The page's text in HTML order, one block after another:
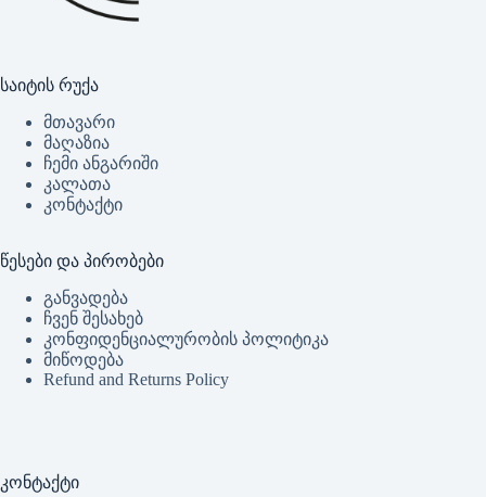
საიტის რუქა
მთავარი
მაღაზია
ჩემი ანგარიში
კალათა
კონტაქტი
წესები და პირობები
განვადება
ჩვენ შესახებ
კონფიდენციალურობის პოლიტიკა
მიწოდება
Refund and Returns Policy
კონტაქტი